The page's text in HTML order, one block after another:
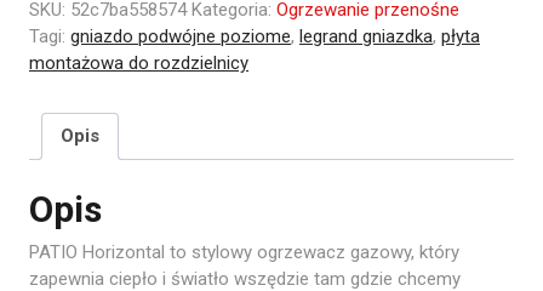
SKU: 52c7ba558574 Kategoria: Ogrzewanie przenośne
Tagi: gniazdo podwójne poziome, legrand gniazdka, płyta
montażowa do rozdzielnicy
Opis
Opis
PATIO Horizontal to stylowy ogrzewacz gazowy, który
zapewnia ciepło i światło wszędzie tam gdzie chcemy